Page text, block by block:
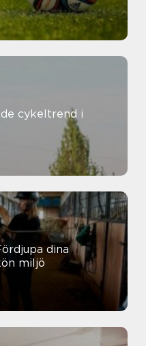
cykeltrend i
dina
miljö